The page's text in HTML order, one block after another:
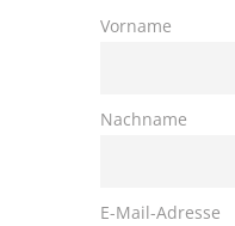
Vorname
Nachname
E-Mail-Adresse